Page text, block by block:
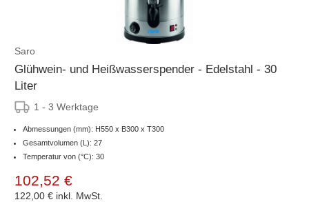
Saro
Glühwein- und Heißwasserspender - Edelstahl - 30
Liter
1 - 3 Werktage
Abmessungen (mm): H550 x B300 x T300
Gesamtvolumen (L): 27
Temperatur von (°C): 30
102,52 €
122,00 € inkl. MwSt.